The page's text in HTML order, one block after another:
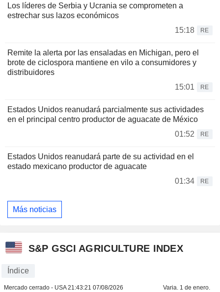
Los líderes de Serbia y Ucrania se comprometen a
estrechar sus lazos económicos
15:18
RE
Remite la alerta por las ensaladas en Michigan, pero el
brote de ciclospora mantiene en vilo a consumidores y
distribuidores
15:01
RE
Estados Unidos reanudará parcialmente sus actividades
en el principal centro productor de aguacate de México
01:52
RE
Estados Unidos reanudará parte de su actividad en el
estado mexicano productor de aguacate
01:34
RE
Más noticias
S&P GSCI AGRICULTURE INDEX
Índice
Mercado cerrado - USA21:43:21 07/08/2026 Varia. 1 de enero.